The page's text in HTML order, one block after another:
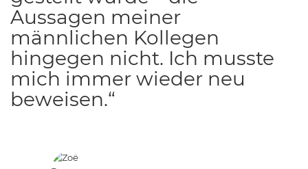
Aussagen meiner
männlichen Kollegen
hingegen nicht. Ich musste
mich immer wieder neu
beweisen.“